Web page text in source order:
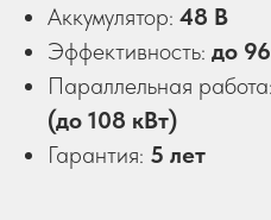
Аккумулятор: 48 В
Эффективность: до
Параллельная работа:
(до 108 кВт)
Гарантия: 5 лет